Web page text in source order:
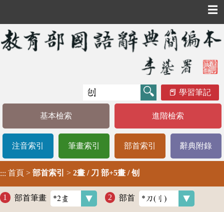
☰
學習筆記
基本檢索 進階檢索
注音索引 筆畫索引 部首索引 辭典附錄
::: 首頁 > 部首索引 > 2畫 / 刀 部+5畫 / 刨
部首筆畫 部首